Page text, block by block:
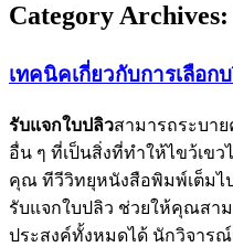
Category Archives:
เทคนิคเกี่ยวกับการเลือก
รับแจกใบปลิวสามารถระบา
อื่น ๆ ที่เป็นสิ่งที่ทำให้ไขว้เข
คุณ ทีวีวิทยุหนังสือพิมพ์เต็มไ
รับแจกใบปลิว ช่วยให้คุณสา
ประสงค์ทั้งหมดได้ นักวิจารณ์